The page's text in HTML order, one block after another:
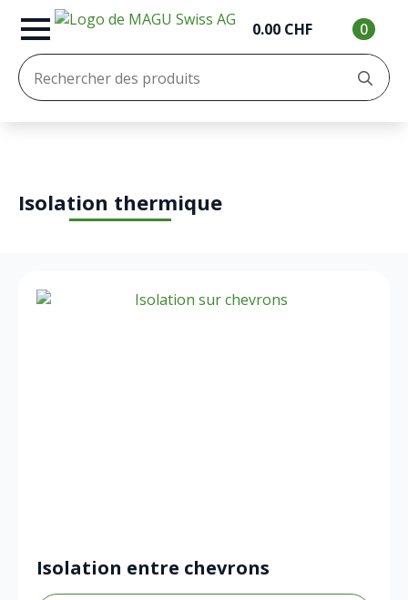
0.00 CHF
0
:
Isolation thermique
Isolation entre chevrons